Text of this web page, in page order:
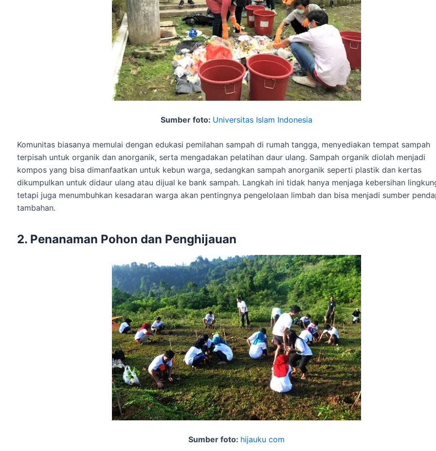
Sumber foto: Universitas Islam Indonesia
Komunitas biasanya memulai dengan edukasi pemilahan sampah di rumah tangga, menyediakan tempat sampah
terpisah untuk organik dan anorganik, serta mengadakan pelatihan daur ulang. Sampah organik diolah menjadi
kompos yang bisa dimanfaatkan untuk kebun warga, sedangkan sampah anorganik seperti plastik dan kertas
dikumpulkan untuk didaur ulang atau dijual ke bank sampah. Langkah ini tidak hanya menjaga kebersihan
tetapi juga menumbuhkan kesadaran warga akan pentingnya pengelolaan limbah dan bisa menjadi sumber
tambahan.
2. Penanaman Pohon dan Penghijauan
Sumber foto: hijauku com